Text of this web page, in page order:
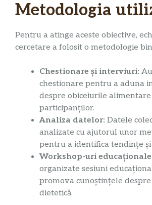
Metodologia
Pentru a atinge aceste obiective,
cercetare a folosit o metodologie
Chestionare și interviuri:
chestionare pentru a aduna
despre obiceiurile alimentare
participanților.
Analiza datelor: Datele
analizate cu ajutorul unor
pentru a identifica tendințe și
Workshop-uri
organizate sesiuni
promova cunoștințele
dietetică.